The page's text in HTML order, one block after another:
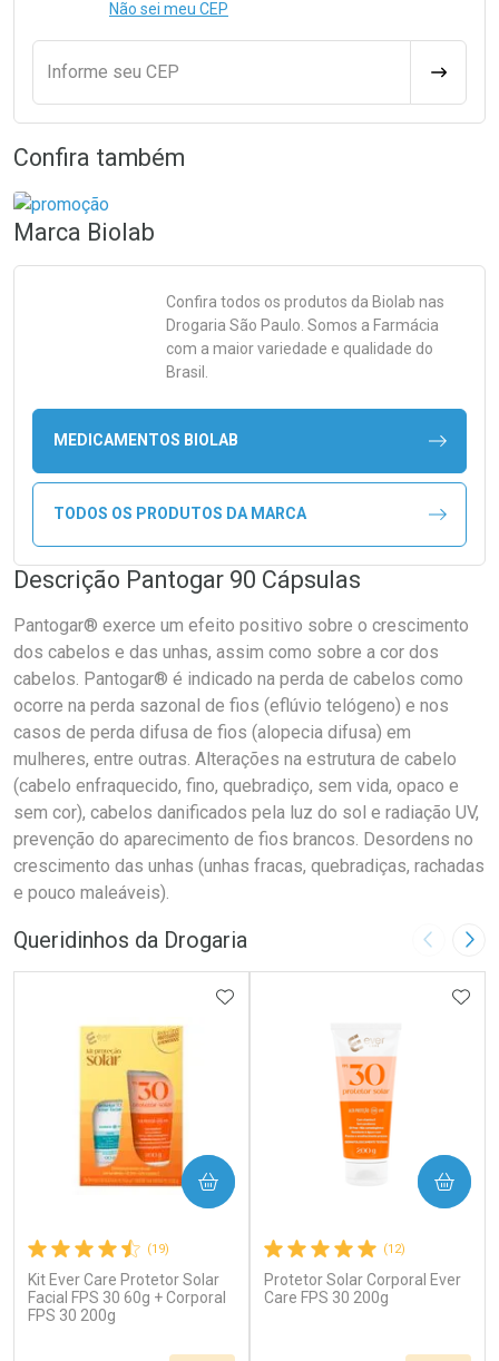
Não sei meu CEP
Informe seu CEP
Confira também
Marca Biolab
Confira todos os produtos da Biolab nas
Drogaria São Paulo. Somos a Farmácia
com a maior variedade e qualidade do
Brasil.
MEDICAMENTOS BIOLAB
TODOS OS PRODUTOS DA MARCA
Descrição Pantogar 90 Cápsulas
Pantogar® exerce um efeito positivo sobre o crescimento
dos cabelos e das unhas, assim como sobre a cor dos
cabelos. Pantogar® é indicado na perda de cabelos como
ocorre na perda sazonal de fios (eflúvio telógeno) e nos
casos de perda difusa de fios (alopecia difusa) em
mulheres, entre outras. Alterações na estrutura de cabelo
(cabelo enfraquecido, fino, quebradiço, sem vida, opaco e
sem cor), cabelos danificados pela luz do sol e radiação UV,
prevenção do aparecimento de fios brancos. Desordens no
crescimento das unhas (unhas fracas, quebradiças, rachadas
e pouco maleáveis).
Queridinhos da Drogaria Imagem
(19)
Kit Ever Care Protetor Solar
Facial FPS 30 60g + Corporal
FPS 30 200g
ADICIONAR AOS FAVORITOS
COMPRAR
(12)
Protetor Solar Corporal Ever
Care FPS 30 200g
COMPRAR